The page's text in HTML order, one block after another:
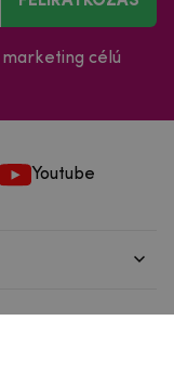
marketing célú
Youtube